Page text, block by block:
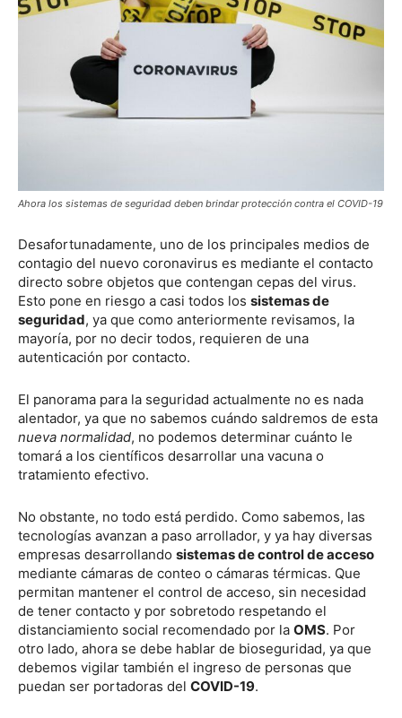
Ahora los sistemas de seguridad deben brindar protección contra el COVID-19
Desafortunadamente, uno de los principales medios de
contagio del nuevo coronavirus es mediante el contacto
directo sobre objetos que contengan cepas del virus.
Esto pone en riesgo a casi todos los sistemas de
seguridad, ya que como anteriormente revisamos, la
mayoría, por no decir todos, requieren de una
autenticación por contacto.
El panorama para la seguridad actualmente no es nada
alentador, ya que no sabemos cuándo saldremos de esta
nueva normalidad, no podemos determinar cuánto le
tomará a los científicos desarrollar una vacuna o
tratamiento efectivo.
No obstante, no todo está perdido. Como sabemos, las
tecnologías avanzan a paso arrollador, y ya hay diversas
empresas desarrollando sistemas de control de acceso
mediante cámaras de conteo o cámaras térmicas. Que
permitan mantener el control de acceso, sin necesidad
de tener contacto y por sobretodo respetando el
distanciamiento social recomendado por la OMS. Por
otro lado, ahora se debe hablar de bioseguridad, ya que
debemos vigilar también el ingreso de personas que
puedan ser portadoras del COVID-19.